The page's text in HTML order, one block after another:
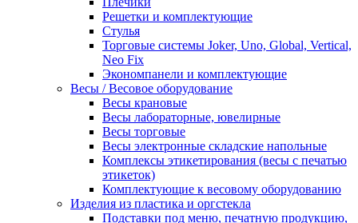
Решетки и комплектующие
Стулья
Торговые системы Joker, Uno, Global, Vertical,
Neo Fix
Экономпанели и комплектующие
Весы / Весовое оборудование
Весы крановые
Весы лабораторные, ювелирные
Весы торговые
Весы электронные складские напольные
Комплексы этикетирования (весы с печатью
этикеток)
Комплектующие к весовому оборудованию
Изделия из пластика и оргстекла
Подставки под меню, печатную продукцию,